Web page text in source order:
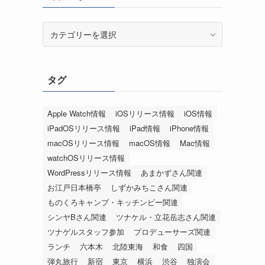
ータグ
Apple Watch情報 iOSリリース情報
iOS情報
iPadOSリリース情報
iPad情報
iPhone情報
macOSリリース情報
macOS情報
Mac情報
watchOSリリース情報
WordPressリリース情報
あまかずさん関連
お江戸日本橋亭
しずかみちこさん関連
ものくろキャンプ・キッチンビー関連
シンヤBさん関連
ツナケル・立花岳志さん関連
ツナゲルスタッフ参加
プロデューサーズ関連
ランチ
六本木 北陸東海 和食
四国
弾丸旅行
新宿 東京 横浜 渋谷 独演会